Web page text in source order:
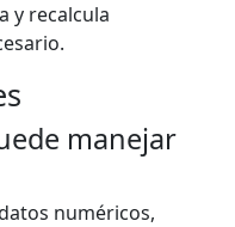
y recalcula
manejar
numéricos,